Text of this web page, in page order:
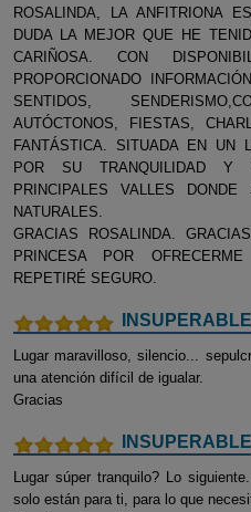
ROSALINDA, LA ANFITRIONA
DUDA LA MEJOR QUE HE
CARIÑOSA. CON
PROPORCIONADO
SENTIDOS,
AUTÓCTONOS, FIESTAS,
FANTÁSTICA. SITUADA EN UN
POR SU TRANQUILIDAD Y
PRINCIPALES VALLES
NATURALES.
GRACIAS ROSALINDA.
PRINCESA POR
REPETIRÉ SEGURO.
INSUPERABLE
Lugar maravilloso, silencio...
una atención difícil de igualar.
Gracias
INSUPERABLE
Lugar súper tranquilo? Lo
solo están para ti, para lo que